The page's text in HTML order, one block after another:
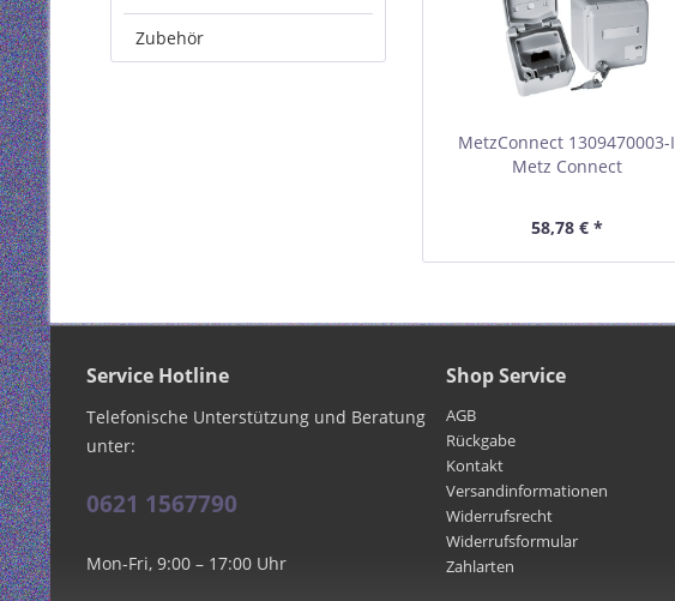
Zubehör
MetzConnect 1309470003-I
Metz Connect
abschließbar, grau
58,78 € *
Service Hotline
Telefonische Unterstützung und Beratung
unter:
0621 1567790
Mon-Fri, 9:00 – 17:00 Uhr
Shop Service
AGB
Rückgabe
Kontakt
Versandinformationen
Widerrufsrecht
Widerrufsformular
Zahlarten